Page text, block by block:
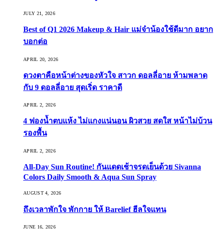
JULY 21, 2026
Best of Q1 2026 Makeup & Hair แม่จ๋าน้องใช้ดีมาก อยาก
บอกต่อ
APRIL 20, 2026
ดวงตาคือหน้าต่างของหัวใจ สาวก ดอลลี่อาย ห้ามพลาด
กับ 9 ดอลลี่อาย สุดเริ่ด ราคาดี
APRIL 2, 2026
4 ฟองน้ำตบแห้ง ไม่แกงแน่นอน ผิวสวย สดใส หน้าไม่บ้วน
รองพื้น
APRIL 2, 2026
All-Day Sun Routine! กันแดดเช้าจรดเย็นด้วย Sivanna
Colors Daily Smooth & Aqua Sun Spray
AUGUST 4, 2026
ถึงเวลาพักใจ พักกาย ให้ Barelief ฮีลใจแทน
JUNE 16, 2026